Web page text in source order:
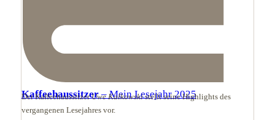
Kaffeehaussitzer– Mein Lesejahr 2025
Der KaffeehaussitzerUwe Kalkowskistellt seine Highlights des
vergangenen Lesejahres vor.